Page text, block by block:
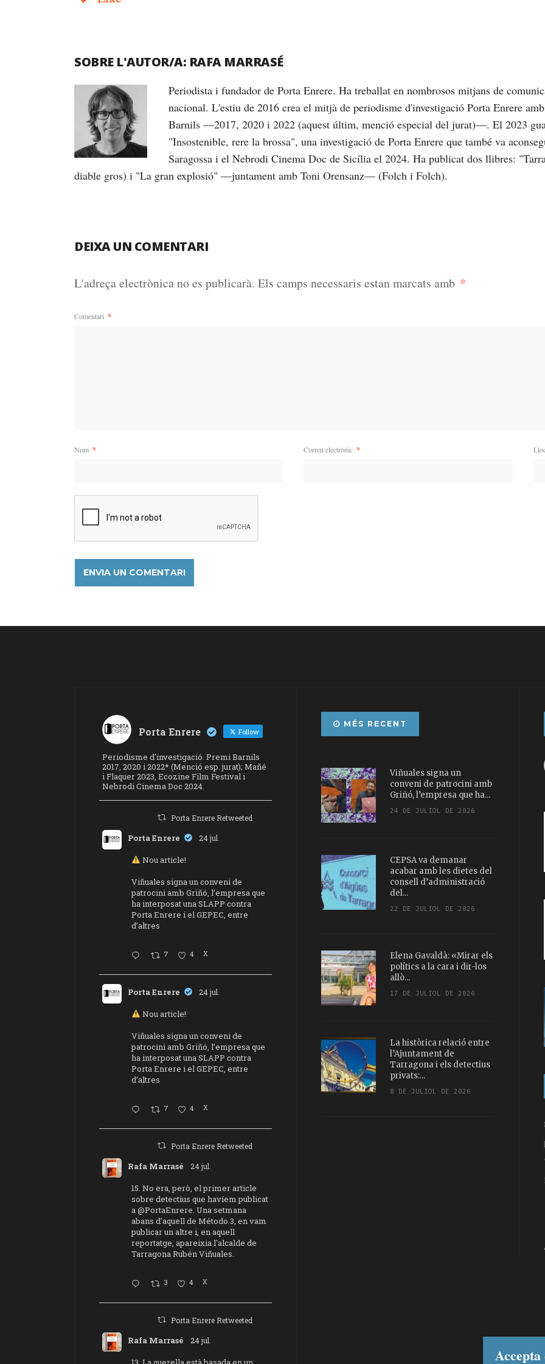
SOBRE L'AUTOR/A: RAFA MARRASÉ
Periodista i fundador de Porta Enrere. Ha treballat en nombrosos mitjans de
nacional. L'estiu de 2016 crea el mitjà de periodisme d'investigació Porta Enrere
Barnils —2017, 2020 i 2022 (aquest últim, menció especial del jurat)—. El 2023
"Insostenible, rere la brossa", una investigació de Porta Enrere que també va
Saragossa i el Nebrodi Cinema Doc de Sicília el 2024. Ha publicat dos llibres:
diable gros) i "La gran explosió" —juntament amb Toni Orensanz— (Folch i Folch).
DEIXA UN COMENTARI
L'adreça electrònica no es publicarà. Els camps necessaris estan marcats amb *
Comentari *
Nom * Correu electrònic *
Porta Enrere Follow
Periodisme d'investigació. Premi Barnils
2017, 2020 i 2022* (Menció esp. jurat); Mañé
i Flaquer 2023, Ecozine Film Festival i
Nebrodi Cinema Doc 2024.
Porta Enrere Retweeted
Porta Enrere 24 jul.
Nou article!
Viñuales signa un conveni de
patrocini amb Griñó, l’empresa que
ha interposat una SLAPP contra
Porta Enrere i el GEPEC, entre
d’altres
7 4 X
Porta Enrere 24 jul.
Nou article!
Viñuales signa un conveni de
patrocini amb Griñó, l’empresa que
ha interposat una SLAPP contra
Porta Enrere i el GEPEC, entre
d’altres
7 4 X
Porta Enrere Retweeted
Rafa Marrasé 24 jul.
15. No era, però, el primer article
sobre detectius que havíem publicat
a@PortaEnrere. Una setmana
abans d'aquell de Método 3, en vam
publicar un altre i, en aquell
reportatge, apareixia l'alcalde de
Tarragona Rubén Viñuales.
3 4 X
Porta Enrere Retweeted
Rafa Marrasé 24 jul.
MÉS RECENT
Viñuales signa un
conveni de patrocini amb
Griñó, l’empresa que ha...
24 DE JULIOL DE 2026
CEPSA va demanar
acabar amb les dietes del
consell d’administració
del...
22 DE JULIOL DE 2026
Elena Gavaldà: «Mirar els
polítics a la cara i dir-los
allò...
17 DE JULIOL DE 2026
La històrica relació entre
l’Ajuntament de
Tarragona i els detectius
privats:...
8 DE JULIOL DE 2026
Accepta